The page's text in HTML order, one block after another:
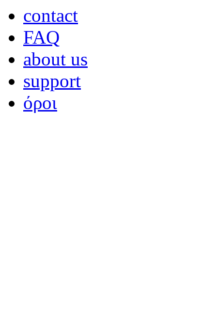
contact
FAQ
about us
support
όροι